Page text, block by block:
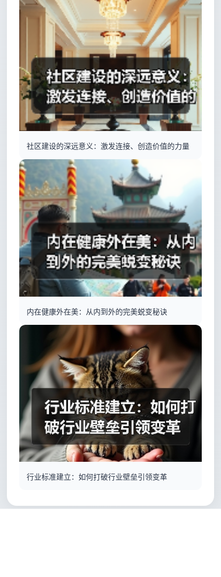
社区建设的深远意义：激发连接、创造价值的力量
内在健康外在美：从内到外的完美蜕变秘诀
行业标准建立：如何打破行业壁垒引领变革